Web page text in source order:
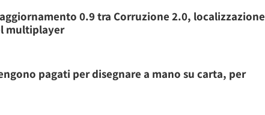
0.9 tra Corruzione 2.0, localizzazione
multiplayer
pagati per disegnare a mano su carta, per